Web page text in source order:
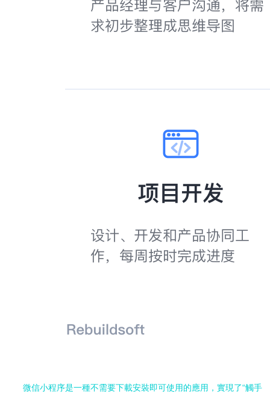
微信小程序是一種不需要下載安裝即可使用的應用，實現了“觸手